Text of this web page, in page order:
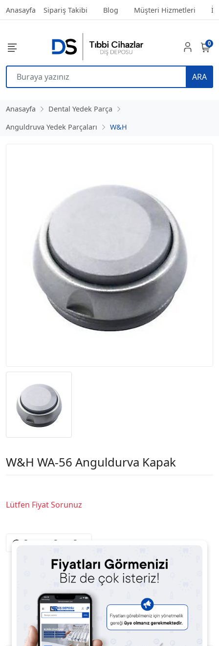
Anasayfa Sipariş Takibi Blog Müşteri Hizmetleri
ARA
0
Anasayfa
Dental Yedek Parça
Anguldruva Yedek Parçaları
W&H
W&H WA-56 Anguldurva Kapak
Lütfen Fiyat Sorunuz
Satıcıya Soru Sor
Ürün Açıklaması Ürün Yorumları